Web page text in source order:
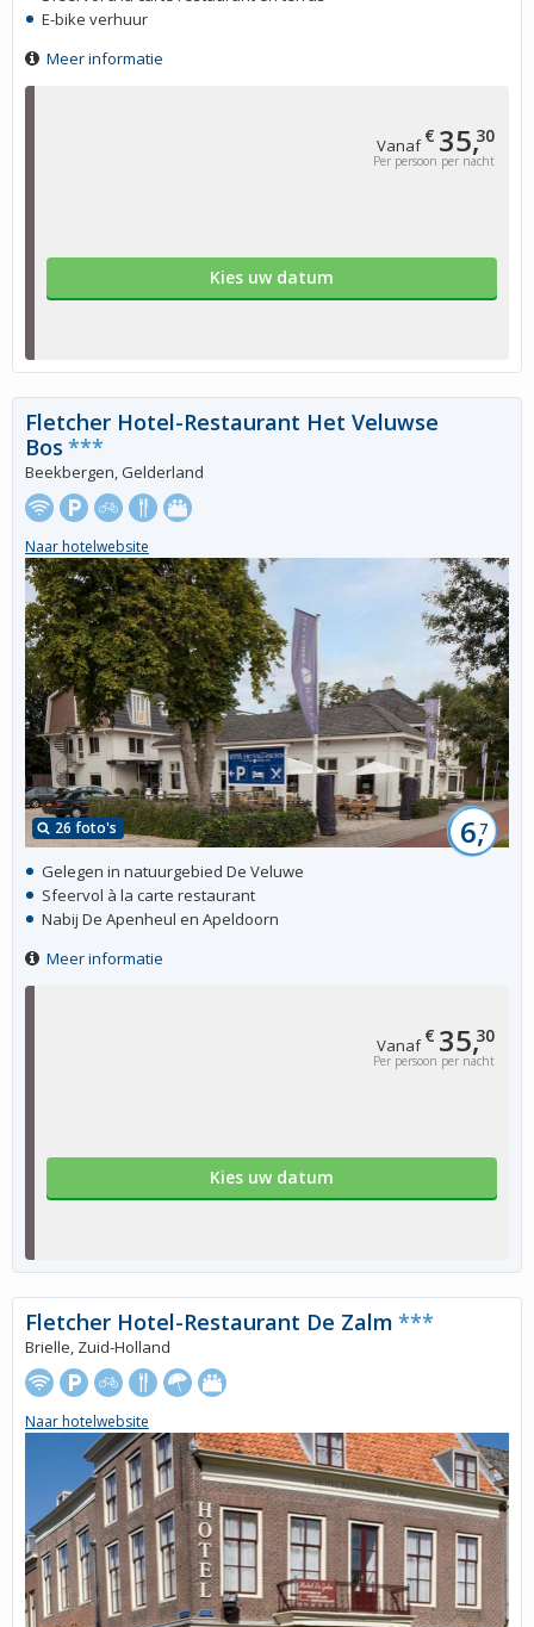
Vanaf€ 35,30
Per persoon per nacht
Kies uw datum
E-bike verhuur
Meer informatie
Vanaf€ 35,30
Per persoon per nacht
Kies uw datum
26 foto's 6,7
Fletcher Hotel-Restaurant Het Veluwse
Bos ***
Beekbergen, Gelderland
Naar hotelwebsite
Gelegen in natuurgebied De Veluwe
Sfeervol à la carte restaurant
Nabij De Apenheul en Apeldoorn
Meer informatie
Fletcher Hotel-Restaurant De Zalm ***
Brielle, Zuid-Holland
Naar hotelwebsite